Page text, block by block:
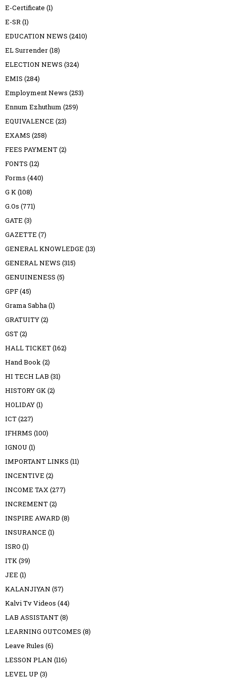
E-Certificate (1)
E-SR(1)
EDUCATION NEWS (2410)
EL Surrender(18)
ELECTION NEWS (324)
EMIS (284)
Employment News (253)
Ennum Ezhuthum (259)
EQUIVALENCE (23)
EXAMS (258)
FEES PAYMENT(2)
FONTS (12)
Forms (440)
G K(108)
G.Os (771)
GATE (3)
GAZETTE (7)
GENERAL KNOWLEDGE (13)
GENERAL NEWS (315)
GENUINENESS (5)
GPF(45)
Grama Sabha(1)
GRATUITY(2)
GST(2)
HALL TICKET(162)
Hand Book(2)
HI TECH LAB (31)
HISTORY GK(2)
HOLIDAY(1)
ICT(227)
IFHRMS (100)
IGNOU (1)
IMPORTANT LINKS (11)
INCENTIVE (2)
INCOME TAX(277)
INCREMENT(2)
INSPIRE AWARD (8)
INSURANCE (1)
ISRO (1)
ITK(39)
JEE (1)
KALANJIYAN (57)
Kalvi Tv Videos (44)
LAB ASSISTANT(8)
LEARNING OUTCOMES (8)
Leave Rules (6)
LESSON PLAN (116)
LEVEL UP (3)